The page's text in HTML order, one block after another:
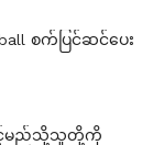
စက်ပြင်ဆင်ပေး
ားနှင့်မည်သို့သူတို့ကို